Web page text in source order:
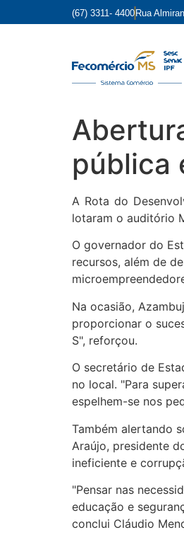
(67) 3311- 4400 Rua
pública
A Rota do
lotaram o auditório
O governador do
recursos, além de
Na ocasião,
proporcionar o
S", reforçou.
O secretário de
no local. "Para
espelhem-se nos
Também alertando
Araújo, presidente
ineficiente e
"Pensar nas
educação e
conclui Cláudio